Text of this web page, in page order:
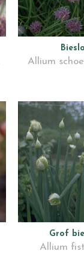
Allium
Grof
Allium